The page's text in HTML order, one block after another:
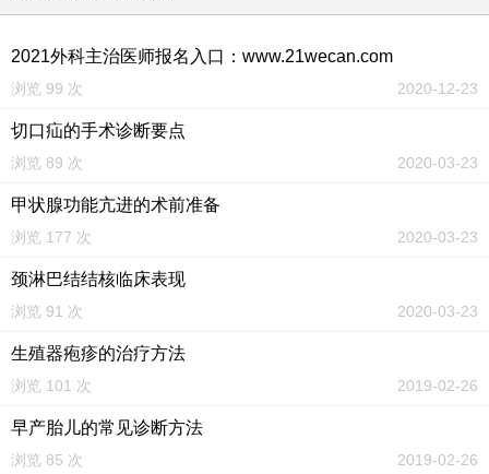
2021外科主治医师报名入口：www.21wecan.com
浏览 99 次 2020-12-23
切口疝的手术诊断要点
浏览 89 次 2020-03-23
甲状腺功能亢进的术前准备
浏览 177 次 2020-03-23
颈淋巴结结核临床表现
浏览 91 次 2020-03-23
生殖器疱疹的治疗方法
浏览 101 次 2019-02-26
早产胎儿的常见诊断方法
浏览 85 次 2019-02-26